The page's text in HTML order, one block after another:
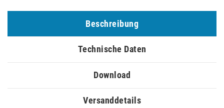
Beschreibung
Technische Daten
Download
Versanddetails